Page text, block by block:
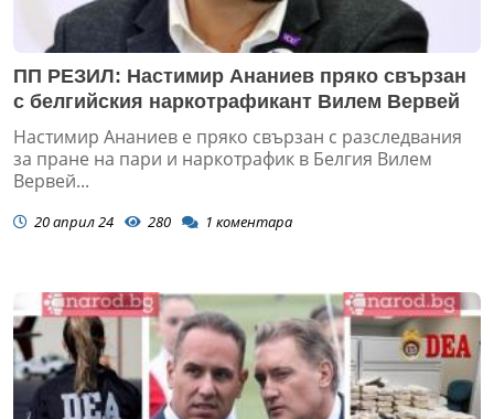
ПП РЕЗИЛ: Настимир Ананиев пряко свързан
с белгийския наркотрафикант Вилем Вервей
Настимир Ананиев е пряко свързан с разследвания
за пране на пари и наркотрафик в Белгия Вилем
Вервей...
20 април 24 280 1 коментара